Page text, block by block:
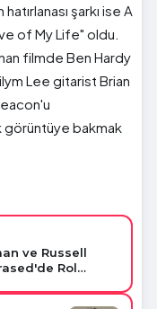
şarkı ise A
of My Life" oldu.
filmde Ben Hardy
Lee gitarist Brian
görüntüye bakmak
ve Russell
Rol